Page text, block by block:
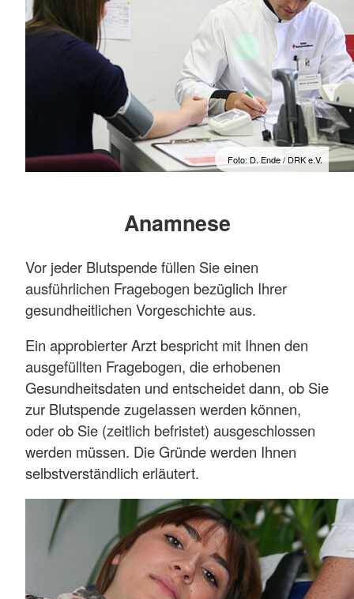
Foto: D. Ende / DRK e.V.
Anamnese
Vor jeder Blutspende füllen Sie einen
ausführlichen Fragebogen bezüglich Ihrer
gesundheitlichen Vorgeschichte aus.
Ein approbierter Arzt bespricht mit Ihnen den
ausgefüllten Fragebogen, die erhobenen
Gesundheitsdaten und entscheidet dann, ob Sie
zur Blutspende zugelassen werden können,
oder ob Sie (zeitlich befristet) ausgeschlossen
werden müssen. Die Gründe werden Ihnen
selbstverständlich erläutert.